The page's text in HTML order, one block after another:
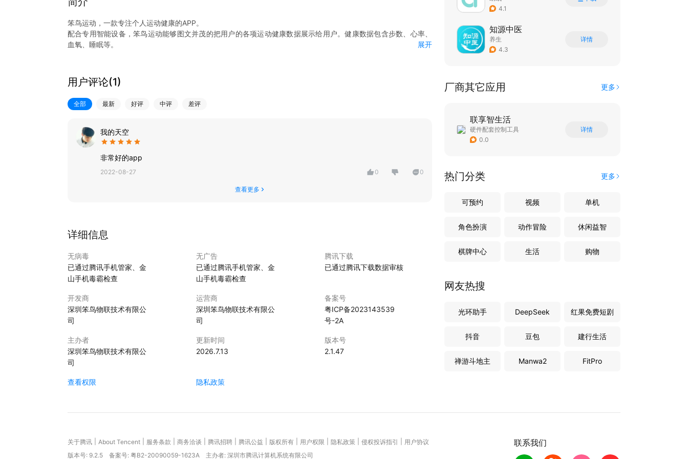
笨鸟运动，一款专注个人运动健康的APP。
配合专用智能设备，笨鸟运动能够图文并茂的把用户的各项运动健康数据展示给用户。健康数据包含步数、心率、
血氧、睡眠等。
置一些闹钟。
展开
用户评论(1)
全部 最新 好评 中评 差评
我的天空
非常好的app
2022-08-27 0 0
查看更多
详细信息
无病毒
已通过腾讯手机管家、金
山手机毒霸检查
无广告
已通过腾讯手机管家、金
山手机毒霸检查
腾讯下载
已通过腾讯下载数据审核
开发商
深圳笨鸟物联技术有限公
司
运营商
深圳笨鸟物联技术有限公
司
备案号
粤ICP备2023143539
号-2A
主办者
深圳笨鸟物联技术有限公
司
更新时间
2026.7.13
版本号
2.1.47
查看权限 隐私政策
4.1
知源中医
养生
4.3
详情
厂商其它应用 更多
联享智生活
硬件配套控制工具
0.0
详情
热门分类 更多
可预约 视频 单机
角色扮演 动作冒险 休闲益智
棋牌中心 生活 购物
网友热搜
光环助手 DeepSeek 红果免费短剧
抖音 豆包 建行生活
禅游斗地主 Manwa2 FitPro
联系我们
关于腾讯 About Tencent 服务条款 商务洽谈 腾讯招聘 腾讯公益 版权所有 用户权限 隐私政策 侵权投诉指引
用户协议
版本号: 9.2.5 备案号: 粤B2-20090059-1623A 主办者: 深圳市腾讯计算机系统有限公司